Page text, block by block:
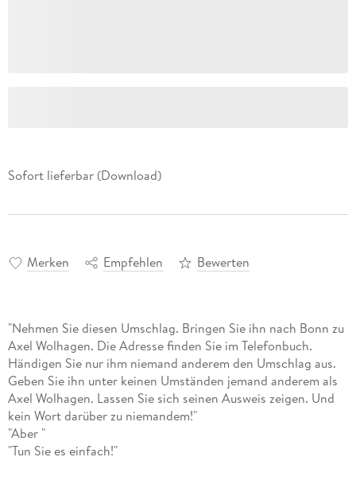
Sofort lieferbar (Download)
Merken Empfehlen Bewerten
"Nehmen Sie diesen Umschlag. Bringen Sie ihn nach Bonn zu
Axel Wolhagen. Die Adresse finden Sie im Telefonbuch.
Händigen Sie nur ihm niemand anderem den Umschlag aus.
Geben Sie ihn unter keinen Umständen jemand anderem als
Axel Wolhagen. Lassen Sie sich seinen Ausweis zeigen. Und
kein Wort darüber zu niemandem!"
"Aber "
"Tun Sie es einfach!"